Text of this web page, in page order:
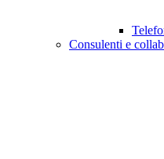
Consulenti e